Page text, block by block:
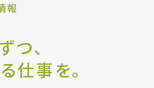
報
つ、
仕事を。